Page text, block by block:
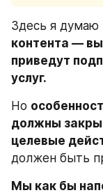
Здесь я думаю
контента —
приведут
услуг.
Но
должны
целевые
должен быть
Мы как бы